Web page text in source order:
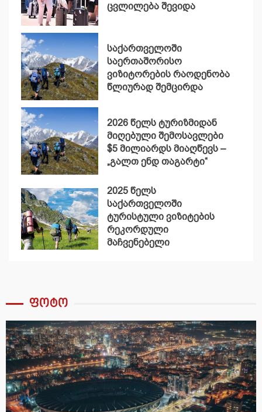
ცვლილება შევიდა
საქართველოში
საერთაშორისო
ვიზიტორების რაოდენობა
წლიურად შემცირდა
2026 წელს ტურიზმიდან
მიღებული შემოსავლები
$5 მილიარდს მიაღწევს –
„გალთ ენდ თაგარტი“
2025 წელს
საქართველოში
ტურისტული ვიზიტების
რეკორდული
მაჩვენებელი
ფოტო